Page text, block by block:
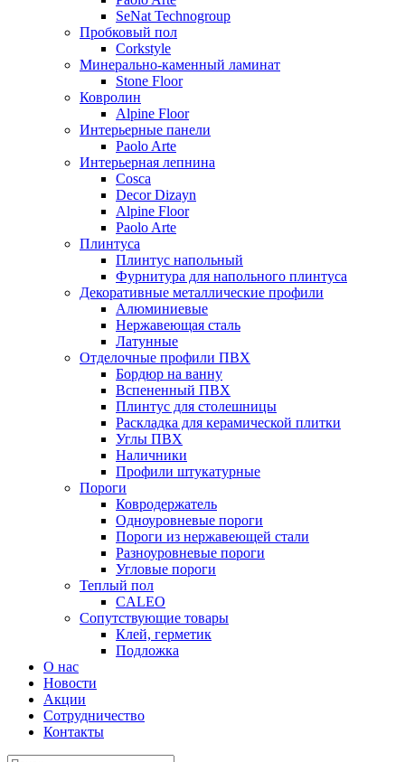
SeNat Technogroup
Пробковый пол
Corkstyle
Минерально-каменный ламинат
Stone Floor
Ковролин
Alpine Floor
Интерьерные панели
Paolo Arte
Интерьерная лепнина
Cosca
Decor Dizayn
Alpine Floor
Paolo Arte
Плинтуса
Плинтус напольный
Фурнитура для напольного плинтуса
Декоративные металлические профили
Алюминиевые
Нержавеющая сталь
Латунные
Отделочные профили ПВХ
Бордюр на ванну
Вспененный ПВХ
Плинтус для столешницы
Раскладка для керамической плитки
Углы ПВХ
Наличники
Профили штукатурные
Пороги
Ковродержатель
Одноуровневые пороги
Пороги из нержавеющей стали
Разноуровневые пороги
Угловые пороги
Теплый пол
CALEO
Сопутствующие товары
Клей, герметик
Подложка
О нас
Новости
Акции
Сотрудничество
Контакты